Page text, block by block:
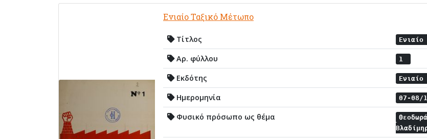
Ενιαίο Ταξικό Μέτωπο
Τίτλος Ενιαίο
Αρ. φύλλου 1
Εκδότης Ενιαίο
Ημερομηνία 07-08/
Φυσικό πρόσωπο ως θέμα